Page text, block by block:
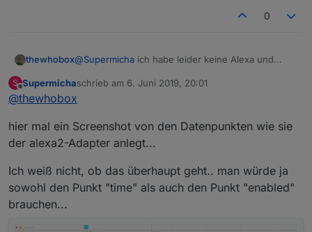
0
thewhobox@Supermicha ich habe leider keine Alexa und
Kannst du mal ein Screenshot hochladen, welche
datenpunkt du gerne auslesen würdest?
S
Offline
Supermichaschrieb am 6. Juni 2019, 20:01
zuletzt editiert von
@thewhobox
hier mal ein Screenshot von den Datenpunkten wie sie
der alexa2-Adapter anlegt...
Ich weiß nicht, ob das überhaupt geht.. man würde ja
sowohl den Punkt "time" als auch den Punkt "enabled"
brauchen...